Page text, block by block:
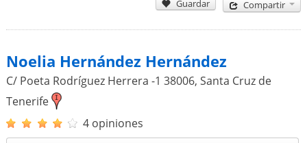
Guardar Compartir
Noelia Hernández Hernández
C/ Poeta Rodríguez Herrera -1 38006, Santa Cruz de
Tenerife
4 opiniones